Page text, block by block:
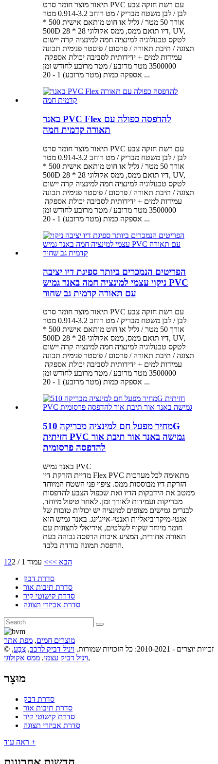
תיאור מוצר חומר סרט PVC עם רשת חזקה צבע
לבן / לבן משטח מבריק / מט רוחב 0.914-3.2 מטר
אורך 50 מטר / גליל או חוט מותאם אישית 500 *
500D 28 * 28 דיו תואם ממס, ממס אקולוגי, UV,
לטקס טכנולוגיה למינציה חמה למינציה קרה יישום
תצוגה / תיבת תאורה / פרסום / פוסטר פנימית תכונה
3500000 מטר מרובע / מטר מרובע לחודש זמן
אספקה ​​כמות (מטר מרובע) 1 - 20 ...
באנר PVC Flex להדפסה כפולה עם
תאורה קדמית חמה
תיאור מוצר חומר סרט PVC עם רשת חזקה צבע
לבן / לבן משטח מבריק / מט רוחב 0.914-3.2 מטר
אורך 50 מטר / גליל או חוט מותאם אישית 500 *
500D 28 * 28 דיו תואם ממס, ממס אקולוגי, UV,
לטקס טכנולוגיה למינציה חמה למינציה קרה יישום
תצוגה / תיבת תאורה / פרסום / פוסטר פנימית תכונה
3500000 מטר מרובע / מטר מרובע לחודש זמן
אספקה ​​כמות (מטר מרובע) 1 - 20 ...
הפריטים הנמכרים ביותר ספיגת דיו יציבה
ניקוי עצמי למינציה חמה באנר גמיש PVC
עם תאורה קדמית גב שחור
תיאור מוצר חומר סרט PVC עם רשת חזקה צבע
לבן / לבן משטח מבריק / מט רוחב 0.914-3.2 מטר
אורך 50 מטר / גליל או חוט מותאם אישית 500 *
500D 28 * 28 דיו תואם ממס, ממס אקולוגי, UV,
לטקס טכנולוגיה למינציה חמה למינציה קרה יישום
תצוגה / תיבת תאורה / פרסום / פוסטר פנימית תכונה
3500000 מטר מרובע / מטר מרובע לחודש זמן
אספקה ​​כמות (מטר מרובע) 1 - 20 ...
מחיר מפעל חם למינציה מבריקה 510G
חזיתית PVC גמישה באנר אור תיבת אור
להדפסה פרסומית
באנר גמיש PVC
מדיית הזרקת דיו Flex PVC מתאימה לכל מערכות
הזרקת דיו מבוססות ממס. ציפוי פני השטח המיוחד
ממטב את הידבקות הדיו ואת שכפול הצבע להדפסות
מבריקות ועמידות לאורך זמן. לאחר טיפול מיוחד,
לבנרים גמישים מצופים למינציה יש יכולות טובות של
אנטי-מיקרוביאליות ואנטי-אייג'ינג. באנר גמיש הוא
חומר מיוחד שקוף לשלטים, אידיאלי לתצוגות עם
תאורה אחורית, המציע איכות הדפסה גבוהה בעת
הדפסת תמונה בודדת בלבד.
1 2 הבא >>> עמוד 1 / 2
סדרת דבק
סדרת תיבות אור
סדרת קישוטי קיר
סדרת אביזרי תצוגה
מוצרים חמים, מפת אתר
© זכויות יוצרים - 2010-2021: כל הזכויות שמורות.
ויניל דביק לרכב, צֶבַע,
ויניל דביק עצמי, ממס אקולוגי ,
מוּצָר
סדרת דבק
סדרת תיבות אור
סדרת קישוטי קיר
סדרת אביזרי תצוגה
ראה עוד +